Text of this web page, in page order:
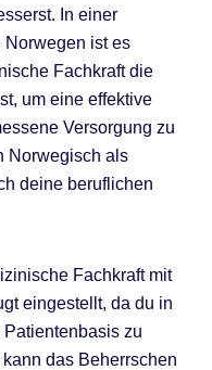
In einer
ist es
Fachkraft die
um eine effektive
Versorgung zu
Norwegisch als
deine beruflichen
Fachkraft mit
eingestellt, da du in
zu
das Beherrschen